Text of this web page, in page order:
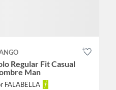
Regular Fit Casual
Man
FALABELLA